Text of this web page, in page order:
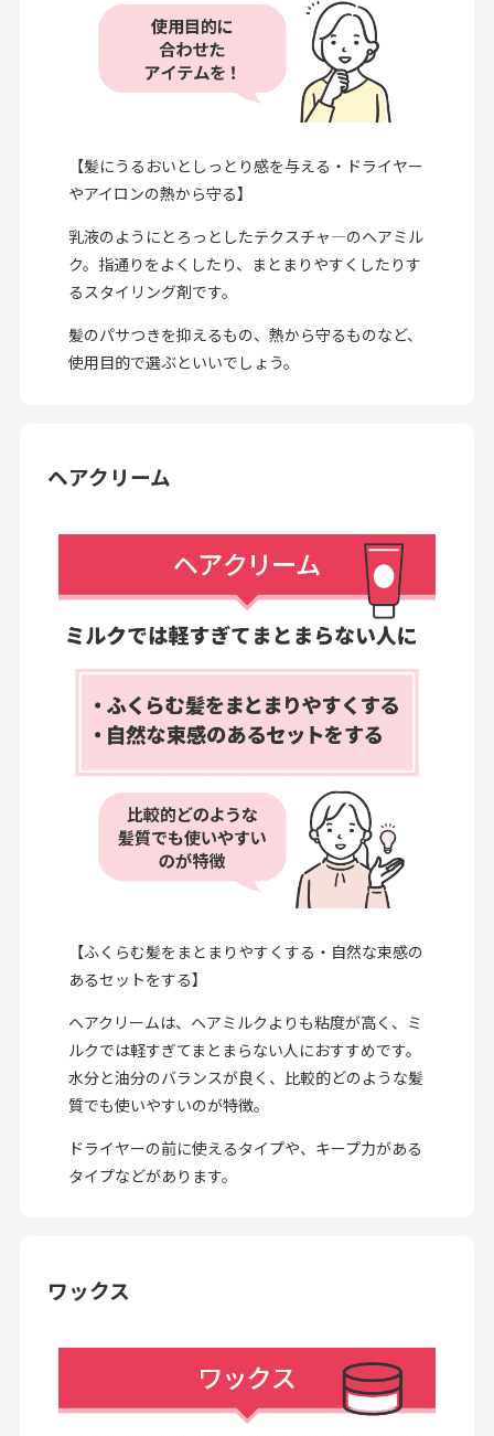
【髪にうるおいとしっとり感を与える・ドライヤー
やアイロンの熱から守る】
乳液のようにとろっとしたテクスチャ―のヘアミル
ク。指通りをよくしたり、まとまりやすくしたりす
るスタイリング剤です。
髪のパサつきを抑えるもの、熱から守るものなど、
使用目的で選ぶといいでしょう。
ヘアクリーム
【ふくらむ髪をまとまりやすくする・自然な束感の
あるセットをする】
ヘアクリームは、ヘアミルクよりも粘度が高く、ミ
ルクでは軽すぎてまとまらない人におすすめです。
水分と油分のバランスが良く、比較的どのような髪
質でも使いやすいのが特徴。
ドライヤーの前に使えるタイプや、キープ力がある
タイプなどがあります。
ワックス